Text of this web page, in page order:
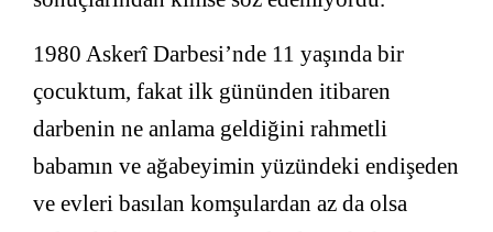
1980 Askerî Darbesi’nde 11 yaşında bir
çocuktum, fakat ilk gününden itibaren
darbenin ne anlama geldiğini rahmetli
babamın ve ağabeyimin yüzündeki endişeden
ve evleri basılan komşulardan az da olsa